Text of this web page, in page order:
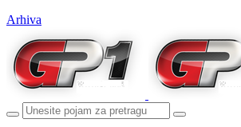
Arhiva